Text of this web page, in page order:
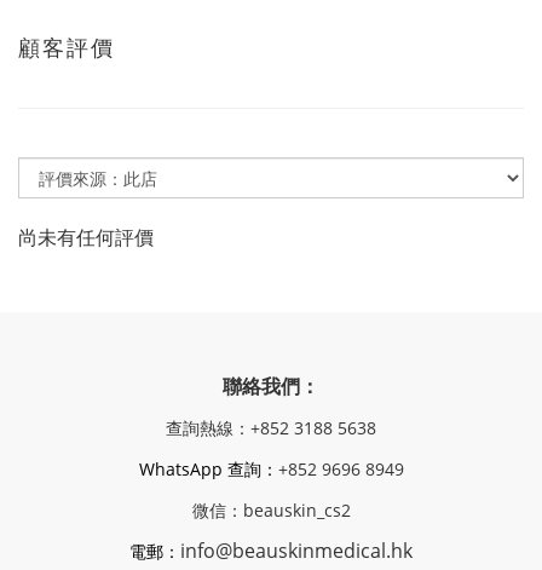
顧客評價
尚未有任何評價
聯絡我們：
查詢熱線：+852 3188 5638
WhatsApp 查詢： +852 9696 8949
微信：beauskin_cs2
電郵： info@beauskinmedical.hk